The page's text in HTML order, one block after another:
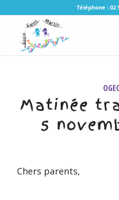
Téléphone : 02
OGEC
Matinée
5
Chers parents,